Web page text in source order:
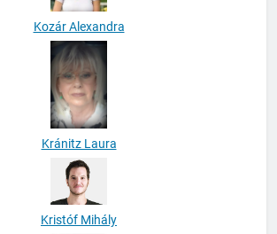
Kozár Alexandra
Kránitz Laura
Kristóf Mihály